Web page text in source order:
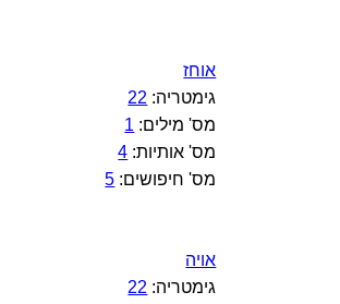
אוחז
גימטריה: 22
מס' מילים: 1
מס' אותיות: 4
מס' חיפושים: 5
אויה
גימטריה: 22